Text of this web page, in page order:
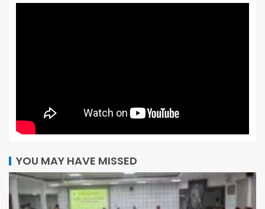
YOU MAY HAVE MISSED